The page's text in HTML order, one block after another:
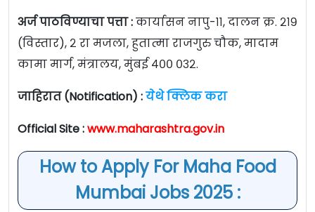
अर्ज पाठविण्याचा पत्ता :कार्यासन नापु-११, दालन क्र. २१९
(विस्तार), २ रा मजला, हुतात्मा राजगुरु चौक, मादाम
कामा मार्ग, मंत्रालय, मुंबई ४०० ०३२.
जाहिरात (Notification) :येथे क्लिक करा
Official Site :www.maharashtra.gov.in
How to Apply For Maha Food
Mumbai Jobs 2025 :